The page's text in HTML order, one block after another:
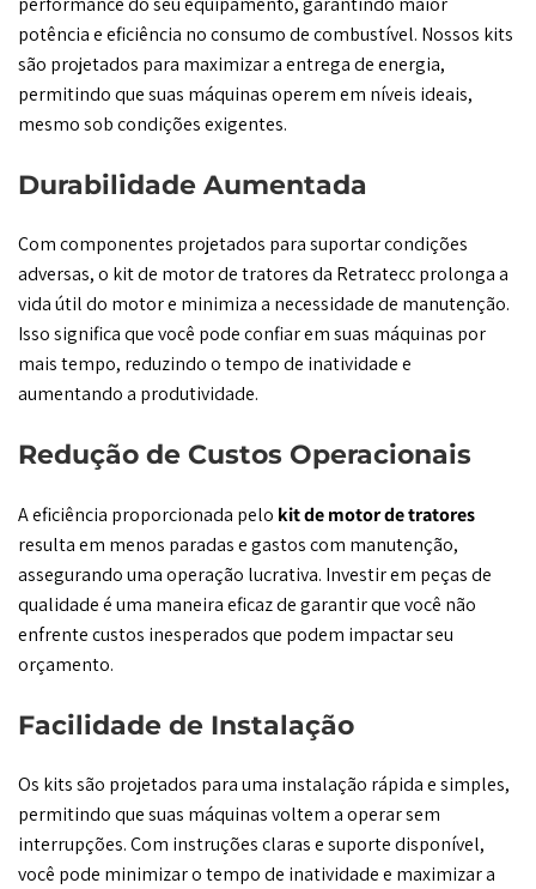
potência e eficiência no consumo de combustível. Nossos kits
são projetados para maximizar a entrega de energia,
permitindo que suas máquinas operem em níveis ideais,
mesmo sob condições exigentes.
Durabilidade Aumentada
Com componentes projetados para suportar condições
adversas, o kit de motor de tratores da Retratecc prolonga a
vida útil do motor e minimiza a necessidade de manutenção.
Isso significa que você pode confiar em suas máquinas por
mais tempo, reduzindo o tempo de inatividade e
aumentando a produtividade.
Redução de Custos Operacionais
A eficiência proporcionada pelo kit de motor de tratores
resulta em menos paradas e gastos com manutenção,
assegurando uma operação lucrativa. Investir em peças de
qualidade é uma maneira eficaz de garantir que você não
enfrente custos inesperados que podem impactar seu
orçamento.
Facilidade de Instalação
Os kits são projetados para uma instalação rápida e simples,
permitindo que suas máquinas voltem a operar sem
interrupções. Com instruções claras e suporte disponível,
você pode minimizar o tempo de inatividade e maximizar a